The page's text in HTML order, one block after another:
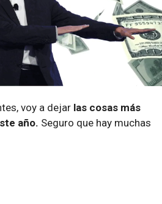
voy a dejar las cosas más
año. Seguro que hay muchas